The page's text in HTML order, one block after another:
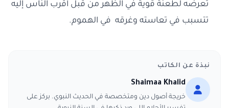
تعرضه لطعنة قوية في الظهر من قبل أقرب الناس إليه
تتسبب في تعاسته وغرقه في الهموم.
نبذة عن الكاتب
Shaimaa Khalid
خريجة أصول دين ومتخصصة في الحديث النبوي. بركز على